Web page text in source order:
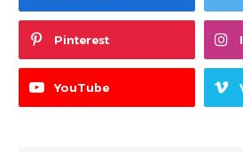
Pinterest
YouTube